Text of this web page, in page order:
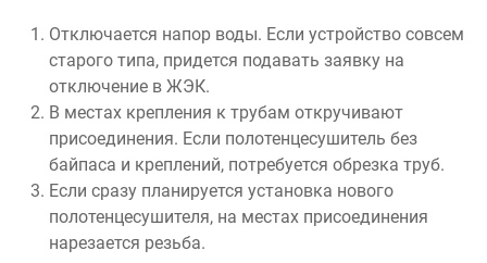
Отключается напор воды. Если устройство совсем
старого типа, придется подавать заявку на
отключение в ЖЭК.
В местах крепления к трубам откручивают
присоединения. Если полотенцесушитель без
байпаса и креплений, потребуется обрезка труб.
Если сразу планируется установка нового
полотенцесушителя, на местах присоединения
нарезается резьба.